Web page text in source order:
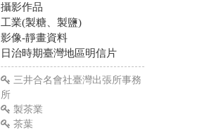
攝影作品
工業(製糖、製鹽)
影像-靜畫資料
日治時期臺灣地區明信片
三井合名會社臺灣出張所事務
所
製茶業
茶葉